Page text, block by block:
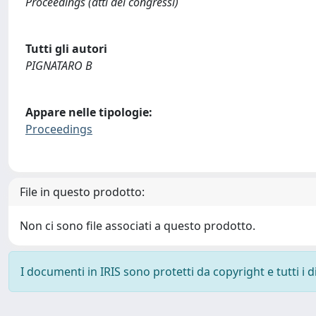
Tutti gli autori
PIGNATARO B
Appare nelle tipologie:
Proceedings
File in questo prodotto:
Non ci sono file associati a questo prodotto.
I documenti in IRIS sono protetti da copyright e tutti i